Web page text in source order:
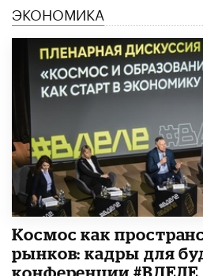
ЭКОНОМИКА
Космос как
рынков: кадры для
конференции